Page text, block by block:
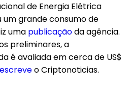
de Energia Elétrica
um grande consumo de
uma publicaçãoda agência.
preliminares, a
é avaliada em cerca de US$
o Criptonoticias.